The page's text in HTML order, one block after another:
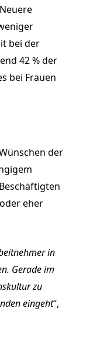
bei der
42 % der
bei Frauen
der
eher
in
Gerade im
zu
eingeht“,